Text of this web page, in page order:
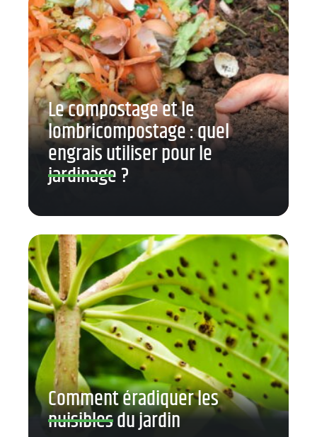
Le compostage et le
lombricompostage : quel
engrais utiliser pour le
jardinage ?
Comment éradiquer les
nuisibles du jardin